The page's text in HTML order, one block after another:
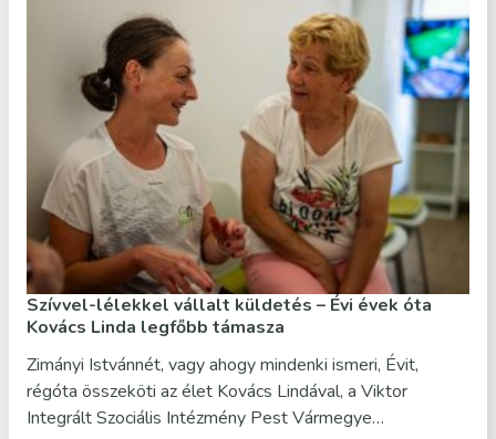
Szívvel-lélekkel vállalt küldetés – Évi évek óta
Kovács Linda legfőbb támasza
Zimányi Istvánnét, vagy ahogy mindenki ismeri, Évit,
régóta összeköti az élet Kovács Lindával, a Viktor
Integrált Szociális Intézmény Pest Vármegye…